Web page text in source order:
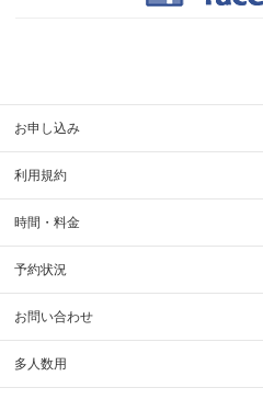
お申し込み
利用規約
時間・料金
予約状況
お問い合わせ
多人数用